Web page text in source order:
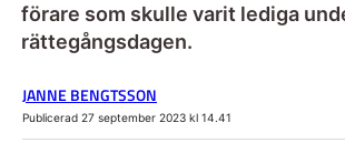
förare som skulle varit lediga
rättegångsdagen.
JANNE BENGTSSON
Publicerad 27 september 2023 kl 14.41